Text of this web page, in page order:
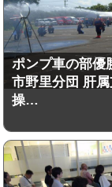
ポンプ車の部優
市野里分団 肝
操…